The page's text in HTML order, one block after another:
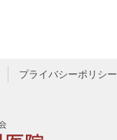
プライバシーポリシー